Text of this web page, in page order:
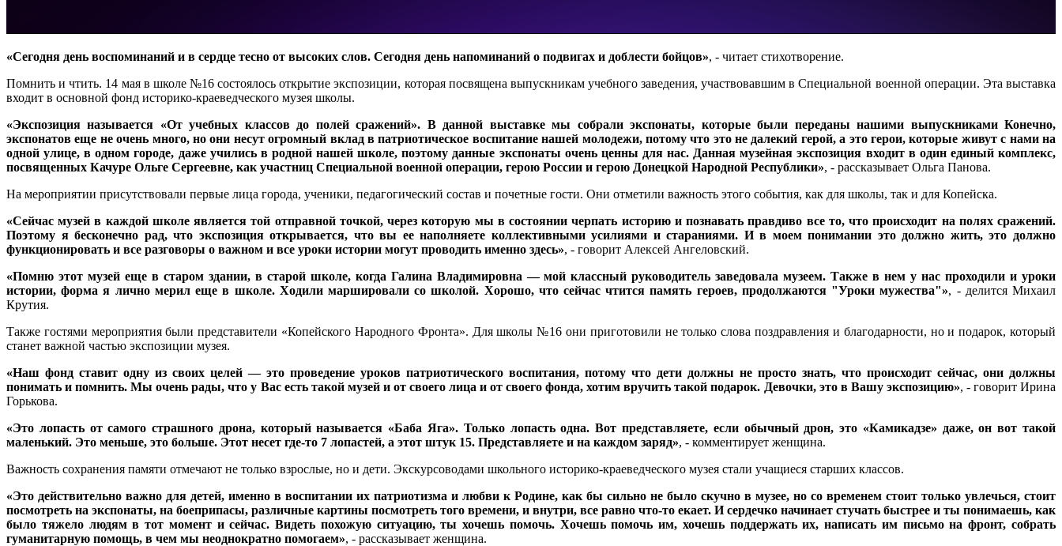
«Сегодня день воспоминаний и в сердце тесно от высоких слов. Сегодня день напоминаний о подвигах и доблести бойцов», - читает стихотворение.
Помнить и чтить. 14 мая в школе №16 состоялось открытие экспозиции, которая посвящена выпускникам учебного заведения, участвовавшим в Специальной военной операции. Эта выставка
входит в основной фонд историко-краеведческого музея школы.
«Экспозиция называется «От учебных классов до полей сражений». В данной выставке мы собрали экспонаты, которые были переданы нашими выпускниками Конечно,
экспонатов еще не очень много, но они несут огромный вклад в патриотическое воспитание нашей молодежи, потому что это не далекий герой, а это герои, которые живут с нами на
одной улице, в одном городе, даже учились в родной нашей школе, поэтому данные экспонаты очень ценны для нас. Данная музейная экспозиция входит в один единый комплекс,
посвященных Качуре Ольге Сергеевне, как участниц Специальной военной операции, герою России и герою Донецкой Народной Республики», - рассказывает Ольга Панова.
На мероприятии присутствовали первые лица города, ученики, педагогический состав и почетные гости. Они отметили важность этого события, как для школы, так и для Копейска.
«Сейчас музей в каждой школе является той отправной точкой, через которую мы в состоянии черпать историю и познавать правдиво все то, что происходит на полях сражений.
Поэтому я бесконечно рад, что экспозиция открывается, что вы ее наполняете коллективными усилиями и стараниями. И в моем понимании это должно жить, это должно
функционировать и все разговоры о важном и все уроки истории могут проводить именно здесь», - говорит Алексей Ангеловский.
«Помню этот музей еще в старом здании, в старой школе, когда Галина Владимировна — мой классный руководитель заведовала музеем. Также в нем у нас проходили и уроки
истории, форма я лично мерил еще в школе. Ходили маршировали со школой. Хорошо, что сейчас чтится память героев, продолжаются "Уроки мужества"», - делится Михаил
Крутия.
Также гостями мероприятия были представители «Копейского Народного Фронта». Для школы №16 они приготовили не только слова поздравления и благодарности, но и подарок, который
станет важной частью экспозиции музея.
«Наш фонд ставит одну из своих целей — это проведение уроков патриотического воспитания, потому что дети должны не просто знать, что происходит сейчас, они должны
понимать и помнить. Мы очень рады, что у Вас есть такой музей и от своего лица и от своего фонда, хотим вручить такой подарок. Девочки, это в Вашу экспозицию», - говорит Ирина
Горькова.
«Это лопасть от самого страшного дрона, который называется «Баба Яга». Только лопасть одна. Вот представляете, если обычный дрон, это «Камикадзе» даже, он вот такой
маленький. Это меньше, это больше. Этот несет где-то 7 лопастей, а этот штук 15. Представляете и на каждом заряд», - комментирует женщина.
Важность сохранения памяти отмечают не только взрослые, но и дети. Экскурсоводами школьного историко-краеведческого музея стали учащиеся старших классов.
«Это действительно важно для детей, именно в воспитании их патриотизма и любви к Родине, как бы сильно не было скучно в музее, но со временем стоит только увлечься, стоит
посмотреть на экспонаты, на боеприпасы, различные картины посмотреть того времени, и внутри, все равно что-то екает. И сердечко начинает стучать быстрее и ты понимаешь, как
было тяжело людям в тот момент и сейчас. Видеть похожую ситуацию, ты хочешь помочь. Хочешь помочь им, хочешь поддержать их, написать им письмо на фронт, собрать
гуманитарную помощь, в чем мы неоднократно помогаем», - рассказывает женщина.